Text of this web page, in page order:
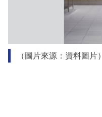
（圖片來源：資料圖片）